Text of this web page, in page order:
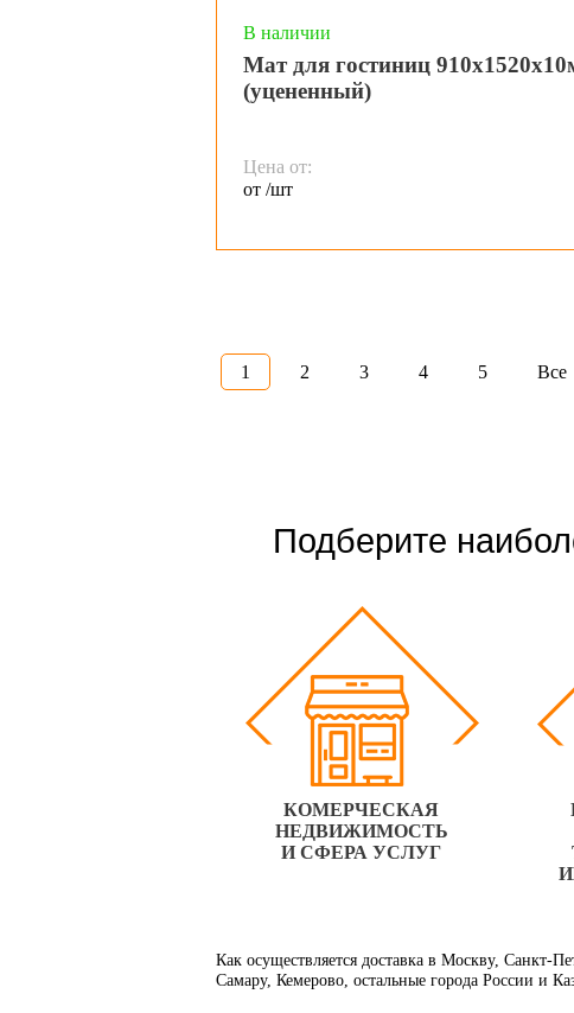
В наличии
Мат для гостиниц
(уцененный)
Цена от:
от /шт
1 2 3 4 5 Все
Подберите
КОМЕРЧЕСКАЯ
НЕДВИЖИМОСТЬ
И СФЕРА УСЛУГ
Как осуществляется доставка в Москву, Санкт-
Самару, Кемерово, остальные города России и